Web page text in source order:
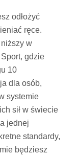
odłożyć
ręce.
w
gdzie
10
dla osób,
systemie
sił w świecie
jednej
standardy,
będziesz